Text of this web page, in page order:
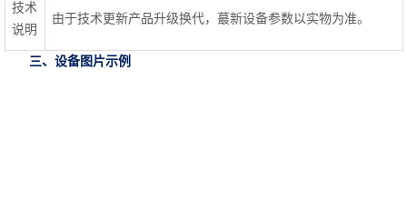
技术
说明
由于技术更新产品升级换代，蕞新设备参数以实物为准。
三、设备图片示例